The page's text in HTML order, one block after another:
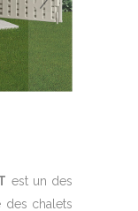
est un des
des chalets